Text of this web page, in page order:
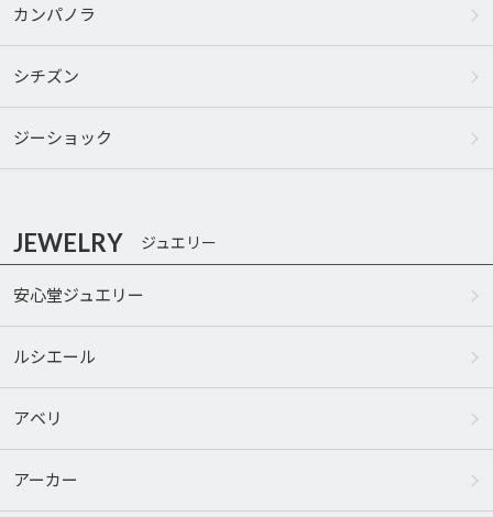
カンパノラ
シチズン
ジーショック
JEWELRY ジュエリー
安心堂ジュエリー
ルシエール
アベリ
アーカー